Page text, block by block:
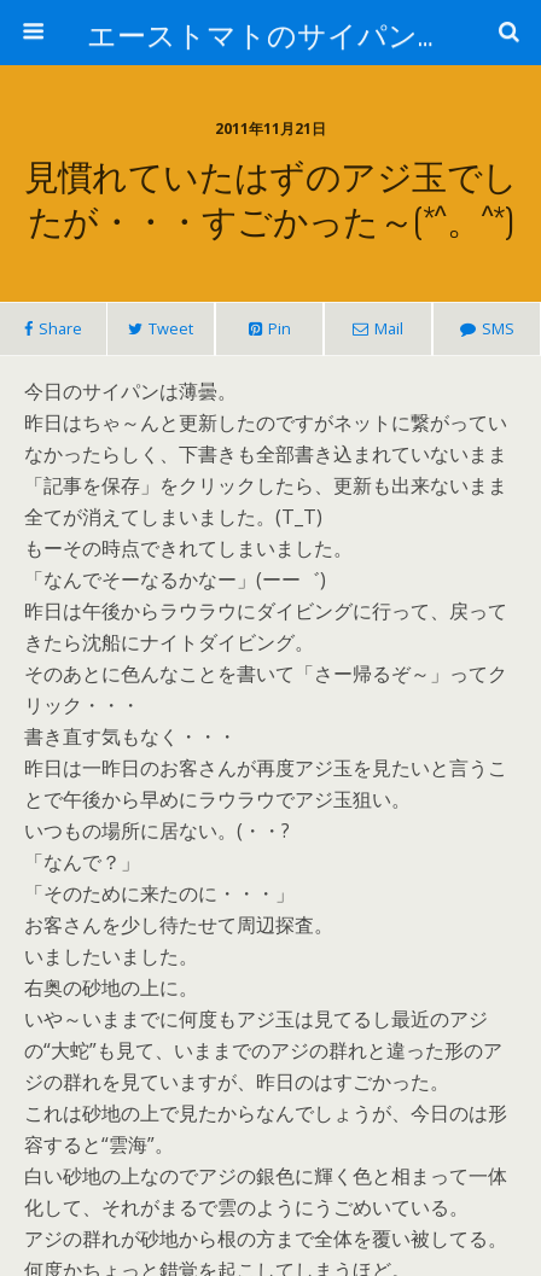
エーストマトのサイパンダイビング日記
2011年11月21日
見慣れていたはずのアジ玉でし
たが・・・すごかった～(*^。^*)
Share Tweet Pin Mail SMS
今日のサイパンは薄曇。
昨日はちゃ～んと更新したのですがネットに繋がってい
なかったらしく、下書きも全部書き込まれていないまま
「記事を保存」をクリックしたら、更新も出来ないまま
全てが消えてしまいました。(T_T)
もーその時点できれてしまいました。
「なんでそーなるかなー」(ーー゛)
昨日は午後からラウラウにダイビングに行って、戻って
きたら沈船にナイトダイビング。
そのあとに色んなことを書いて「さー帰るぞ～」ってク
リック・・・
書き直す気もなく・・・
昨日は一昨日のお客さんが再度アジ玉を見たいと言うこ
とで午後から早めにラウラウでアジ玉狙い。
いつもの場所に居ない。(・・?
「なんで？」
「そのために来たのに・・・」
お客さんを少し待たせて周辺探査。
いましたいました。
右奥の砂地の上に。
いや～いままでに何度もアジ玉は見てるし最近のアジ
の“大蛇”も見て、いままでのアジの群れと違った形のア
ジの群れを見ていますが、昨日のはすごかった。
これは砂地の上で見たからなんでしょうが、今日のは形
容すると“雲海”。
白い砂地の上なのでアジの銀色に輝く色と相まって一体
化して、それがまるで雲のようにうごめいている。
アジの群れが砂地から根の方まで全体を覆い被してる。
何度かちょっと錯覚を起こしてしまうほど。